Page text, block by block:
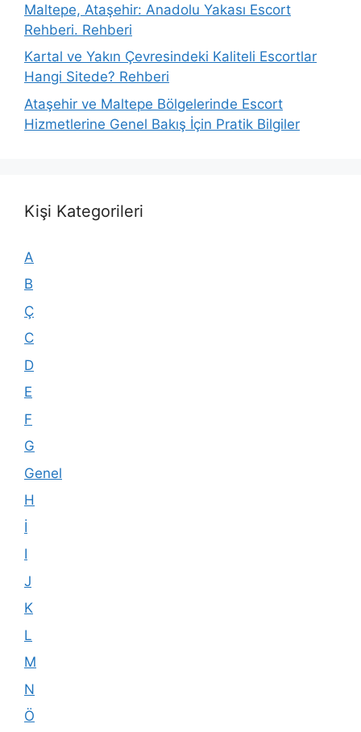
Maltepe, Ataşehir: Anadolu Yakası Escort
Rehberi. Rehberi
Kartal ve Yakın Çevresindeki Kaliteli Escortlar
Hangi Sitede? Rehberi
Ataşehir ve Maltepe Bölgelerinde Escort
Hizmetlerine Genel Bakış İçin Pratik Bilgiler
Kişi Kategorileri
A
B
Ç
C
D
E
F
G
Genel
H
İ
I
J
K
L
M
N
Ö